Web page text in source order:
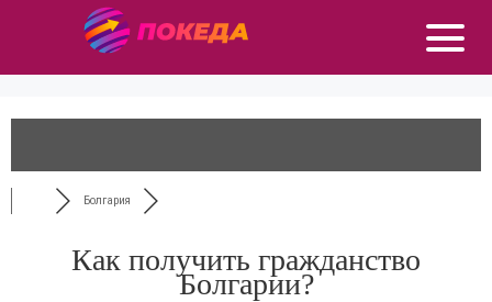
Болгария
Как получить гражданство
Болгарии?